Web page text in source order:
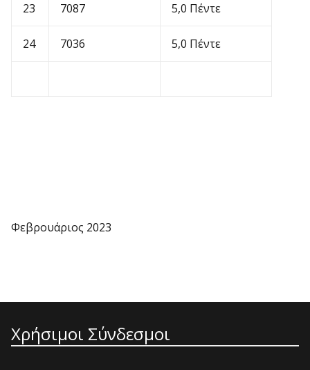
23 7087 5,0 Πέντε
24 7036 5,0 Πέντε
Φεβρουάριος 2023
Χρήσιμοι Σύνδεσμοι